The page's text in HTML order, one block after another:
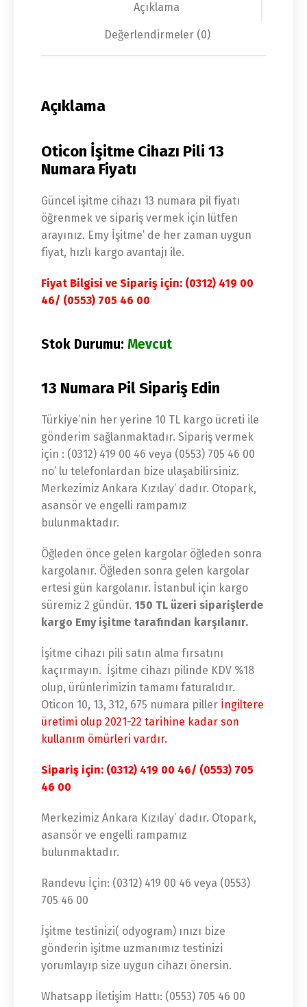
Açıklama
Değerlendirmeler (0)
Açıklama
Oticon İşitme Cihazı Pili 13
Numara Fiyatı
Güncel işitme cihazı 13 numara pil fiyatı
öğrenmek ve sipariş vermek için lütfen
arayınız. Emy İşitme’ de her zaman uygun
fiyat, hızlı kargo avantajı ile.
Fiyat Bilgisi ve Sipariş için: (0312) 419 00
46/ (0553) 705 46 00
Stok Durumu: Mevcut
13 Numara Pil Sipariş Edin
Türkiye’nin her yerine 10 TL kargo ücreti ile
gönderim sağlanmaktadır. Sipariş vermek
için : (0312) 419 00 46 veya (0553) 705 46 00
no’ lu telefonlardan bize ulaşabilirsiniz.
Merkezimiz Ankara Kızılay’ dadır. Otopark,
asansör ve engelli rampamız
bulunmaktadır.
Öğleden önce gelen kargolar öğleden sonra
kargolanır. Öğleden sonra gelen kargolar
ertesi gün kargolanır. İstanbul için kargo
süremiz 2 gündür. 150 TL üzeri siparişlerde
kargo Emy işitme tarafından karşılanır.
İşitme cihazı pili satın alma fırsatını
kaçırmayın. İşitme cihazı pilinde KDV %18
olup, ürünlerimizin tamamı faturalıdır.
Oticon 10, 13, 312, 675 numara piller İngiltere
üretimi olup 2021-22 tarihine kadar son
kullanım ömürleri vardır.
Sipariş için: (0312) 419 00 46/ (0553) 705
46 00
Merkezimiz Ankara Kızılay’ dadır. Otopark,
asansör ve engelli rampamız
bulunmaktadır.
Randevu İçin: (0312) 419 00 46 veya (0553)
705 46 00
İşitme testinizi( odyogram) ınızı bize
gönderin işitme uzmanımız testinizi
yorumlayıp size uygun cihazı önersin.
Whatsapp İletişim Hattı: (0553) 705 46 00